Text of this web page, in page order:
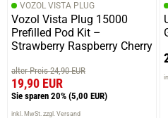
VOZOL VISTA PLUG
Vozol Vista Plug 15000
Prefilled Pod Kit –
Strawberry Raspberry Cherry
alter Preis 24,90 EUR
19,90 EUR
Sie sparen 20% (5,00 EUR)
inkl. MwSt. zzgl. Versand